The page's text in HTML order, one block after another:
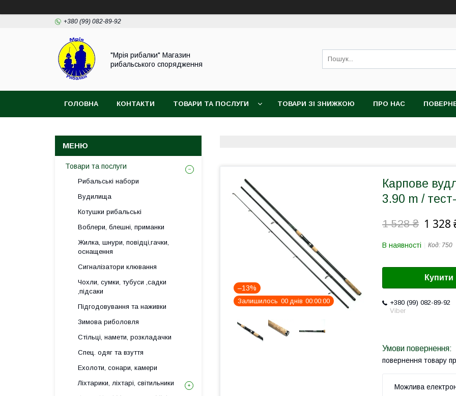
+380 (99) 082-89-92
"Мрія рибалки" Магазин
рибальського спорядження
ГОЛОВНА КОНТАКТИ ТОВАРИ ТА ПОСЛУГИ ТОВАРИ ЗІ ЗНИЖКОЮ ПРО НАС
–13%
Залишилось 00 днів 00 00 00
Карпове
3.90 m /
1 528 ₴ 1 328
В наявності Код: 750
Купити
+380 (99) 082-89-92
Viber
повернення товару
Товари та послуги
Рибальські набори
Вудилища
Котушки рибальські
Воблери, блешні, приманки
Жилка, шнури, повідці,гачки,
оснащення
Сигналізатори клювання
Чохли, сумки, тубуси ,садки
,підсаки
Підгодовування та наживки
Зимова риболовля
Стільці, намети, розкладачки
Спец. одяг та взуття
Ехолоти, сонари, камери
Ліхтарики, ліхтарі, світильники